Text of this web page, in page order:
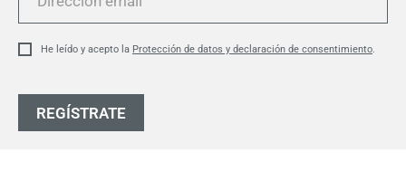
email
He leído y acepto la Protección de datos y declaración de consentimiento.
REGÍSTRATE